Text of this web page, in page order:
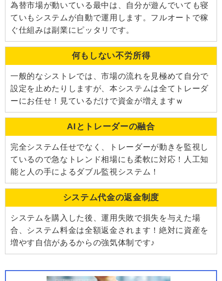
為替市場が動いている最中は、自分が遊んでいても寝
ていもシステムが自動で運用します。フルオートで稼
ぐ仕組みは副業にピッタリです。
何もしない不労所得
一般的なシストレでは、市場の流れを見極めて自分で
設定を止めたりしますが、本システムは全てトレーダ
ーにお任せ！見ているだけで資金が増えますｗ
AIとトレーダーの融合
完全システム任せでなく、トレーダーが動きを監視し
ているので急なトレンド相場にも柔軟に対応！人工知
能と人の手によるダブル監視システム！
システム代金の返金制度
システムを購入した後、運用失敗で損失を与えた場
合、システム料金は全額返金されます！絶対に資産を
増やす自信があるからの強気体制です♪